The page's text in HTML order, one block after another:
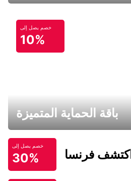
خصم يصل إلى
10%
باقة الحماية المتميزة
خصم يصل إلى
30% اكتشف فرنسا